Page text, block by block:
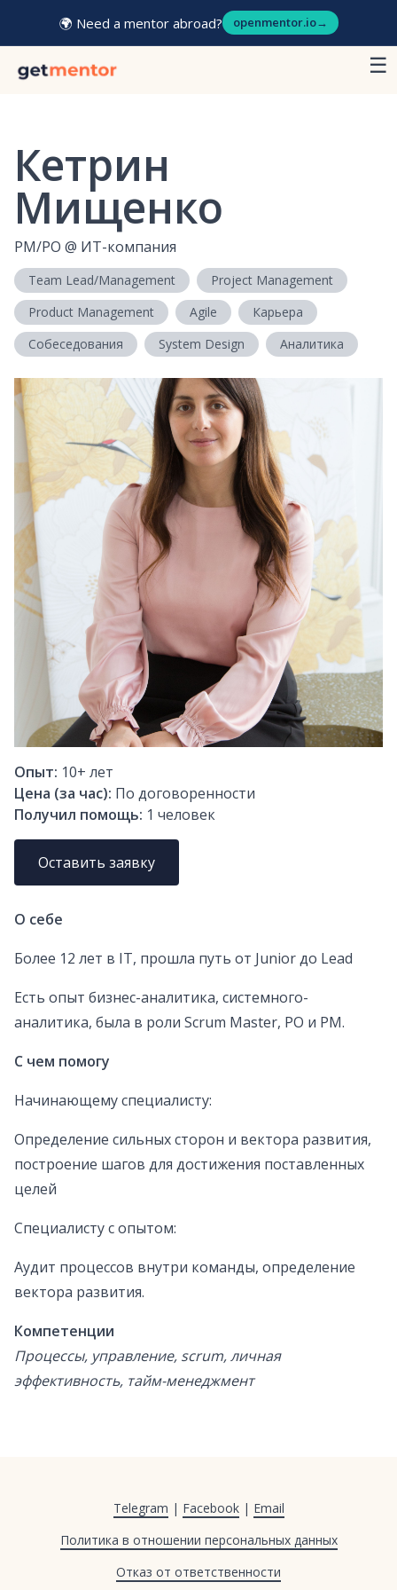
🌍 Need a mentor abroad? openmentor.io→
☰
Кетрин
Мищенко
PM/PO @ ИТ-компания
Team Lead/Management
Project Management
Product Management
Agile
Карьера
Собеседования
System Design Аналитика
Опыт: 10+ лет
Цена (за час): По договоренности
Получил помощь: 1 человек
Оставить заявку
О себе
Более 12 лет в IT, прошла путь от Junior до Lead
Есть опыт бизнес-аналитика, системного-
аналитика, была в роли Scrum Master, РО и РМ.
С чем помогу
Начинающему специалисту:
Определение сильных сторон и вектора развития,
построение шагов для достижения поставленных
целей
Специалисту с опытом:
Аудит процессов внутри команды, определение
вектора развития.
Компетенции
Процессы, управление, scrum, личная
эффективность, тайм-менеджмент
Telegram | Facebook| Email
Политика в отношении персональных данных
Отказ от ответственности